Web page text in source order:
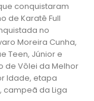
conquistaram
de Karatê Full
no
Moreira Cunha,
Teen, Júnior e
de Vôlei da Melhor
Idade, etapa
campeã da Liga